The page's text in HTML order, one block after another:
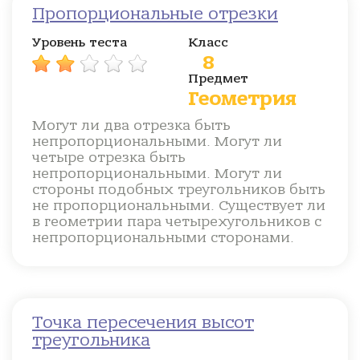
Пропорциональные отрезки
Уровень теста Класс
8
Предмет
Геометрия
Могут ли два отрезка быть
непропорциональными. Могут ли
четыре отрезка быть
непропорциональными. Могут ли
стороны подобных треугольников быть
не пропорциональными. Существует ли
в геометрии пара четырехугольников с
непропорциональными сторонами.
Точка пересечения высот
треугольника